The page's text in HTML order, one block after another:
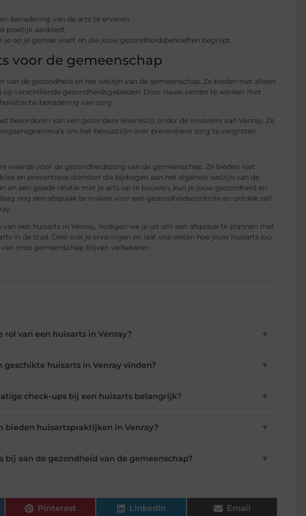
benadering van de arts te ervaren.
praktijk aanbiedt.
op je gemak voelt en die jouw gezondheidsbehoeften begrijpt.
voor de gemeenschap
van de gezondheid en het welzijn van de gemeenschap. Ze bieden niet alleen
verschillende gezondheidsgebieden. Door nauw samen te werken met
benadering van zorg.
bevorderen van een gezondere levensstijl onder de inwoners van Venray. Ze
om het bewustzijn over preventieve zorg te vergroten.
waarde voor de gezondheidszorg van de gemeenschap. Ze bieden niet
en preventieve diensten die bijdragen aan het algehele welzijn van de
en een goede relatie met je arts op te bouwen, kun je jouw gezondheid en
nog een afspraak te maken voor een gezondheidscontrole en ontdek zelf
een huisarts in Venray, nodigen we je uit om een afspraak te plannen met
in de stad. Deel ook je ervaringen en laat ons weten hoe jouw huisarts jou
onze gemeenschap blijven verbeteren.
rol van een huisarts in Venray? ▼
geschikte huisarts in Venray vinden? ▼
check-ups bij een huisarts belangrijk? ▼
bieden huisartspraktijken in Venray? ▼
bij aan de gezondheid van de gemeenschap? ▼
Pinterest LinkedIn Email